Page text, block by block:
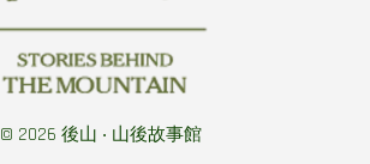
© 2026 後山 ‧ 山後故事館